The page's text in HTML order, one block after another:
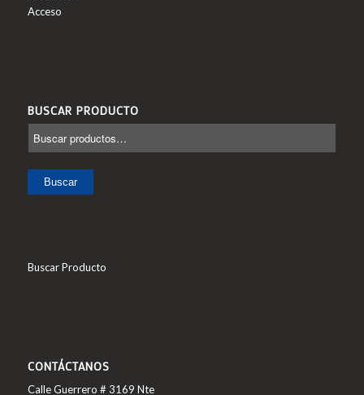
Acceso
BUSCAR PRODUCTO
Buscar
Buscar Producto
CONTÁCTANOS
Calle Guerrero # 3169 Nte